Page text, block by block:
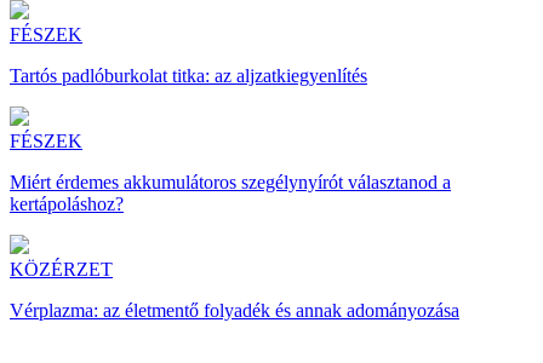
FÉSZEK
Tartós padlóburkolat titka: az aljzatkiegyenlítés
FÉSZEK
Miért érdemes akkumulátoros szegélynyírót választanod a
kertápoláshoz?
KÖZÉRZET
Vérplazma: az életmentő folyadék és annak adományozása